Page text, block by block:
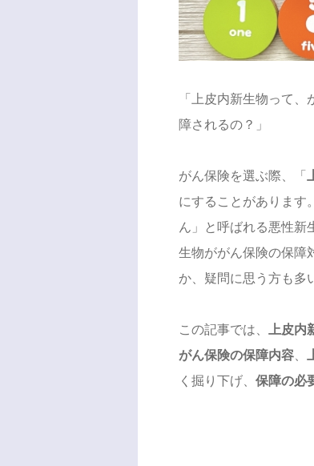
「上皮内新生物って
障されるの？」
がん保険を選ぶ際、「
にすることがあります
ん」と呼ばれる悪性新
生物ががん保険の保障
か、疑問に思う方も多
この記事では、 上皮
がん保険の保障内容
く掘り下げ、保障の必